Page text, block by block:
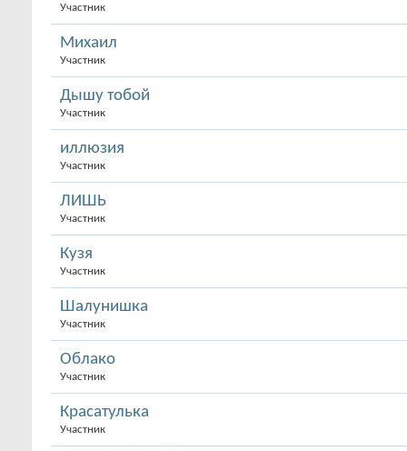
Участник
Михаил
Участник
Дышу тобой
Участник
иллюзия
Участник
ЛИШЬ
Участник
Кузя
Участник
Шалунишка
Участник
Облако
Участник
Красатулька
Участник